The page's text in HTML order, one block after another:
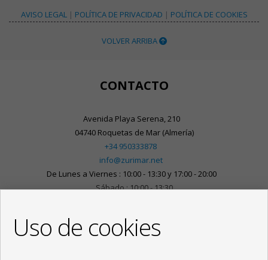
AVISO LEGAL| POLÍTICA DE PRIVACIDAD | POLÍTICA DE COOKIES
VOLVER ARRIBA
CONTACTO
Avenida Playa Serena, 210
04740 Roquetas de Mar (Almería)
+34 950333878
info@zurimar.net
De Lunes a Viernes : 10:00 - 13:30 y 17:00 - 20:00
Sábado : 10:00 - 13:30
Uso de cookies